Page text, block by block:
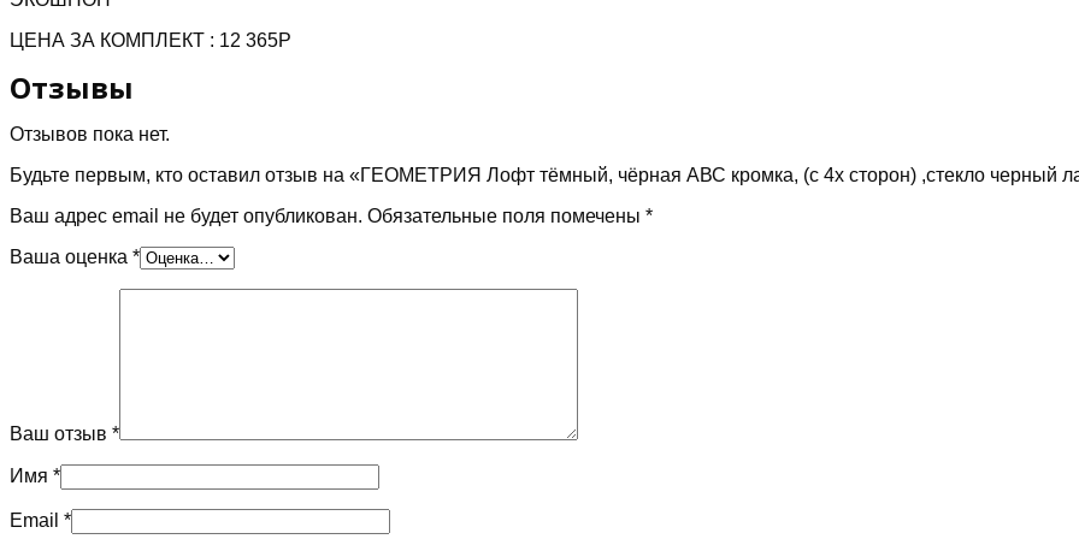
сторон)
,стекло
черный
ЦЕНА ЗА КОМПЛЕКТ : 12 365P
Отзывы
Отзывов пока нет.
Будьте первым, кто оставил отзыв на «ГЕОМЕТРИЯ Лофт тёмный, чёрная АВС кромка, (с 4х сторон) ,стекло черный
Ваш адрес email не будет опубликован. Обязательные поля помечены *
Ваша оценка *
Ваш отзыв *
Имя *
Email *